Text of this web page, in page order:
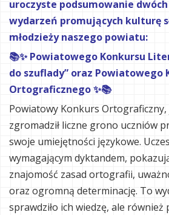
uroczyste podsumowanie
wydarzeń promujących kulturę
młodzieży naszego powiatu:
📚✨ Powiatowego Konkursu
do szuflady” oraz Powiatowego
Ortograficznego ✨📚
Powiatowy Konkurs
zgromadził liczne grono uczniów
swoje umiejętności językowe.
wymagającym dyktandem,
znajomość zasad ortografii,
oraz ogromną determinację. To
sprawdziło ich wiedzę, ale